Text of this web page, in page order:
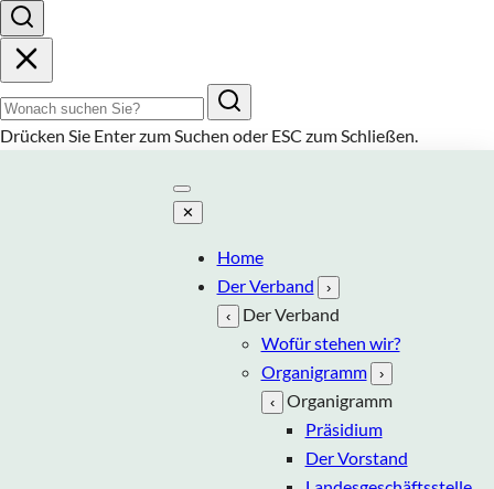
Suchbegriff
Drücken Sie Enterzum Suchen oder ESCzum Schließen.
✕
Home
Der Verband
›
‹
Der Verband
Wofür stehen wir?
Organigramm
›
‹
Organigramm
Präsidium
Der Vorstand